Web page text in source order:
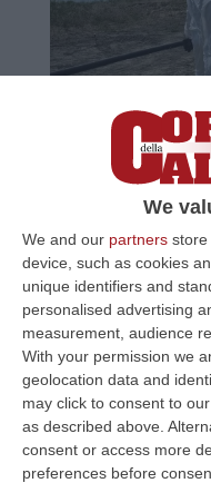
We
We and our partners store
device, such as cookies
unique identifiers and
personalised advertising
measurement, audience
With your permission we
geolocation data and
may click to consent to
as described above.
consent or access more
preferences before
Crotone, stop
nuovi rifiuti
Eni Rewind
attività e scrivere
la convocazione
Pubblicato il: 13/01/